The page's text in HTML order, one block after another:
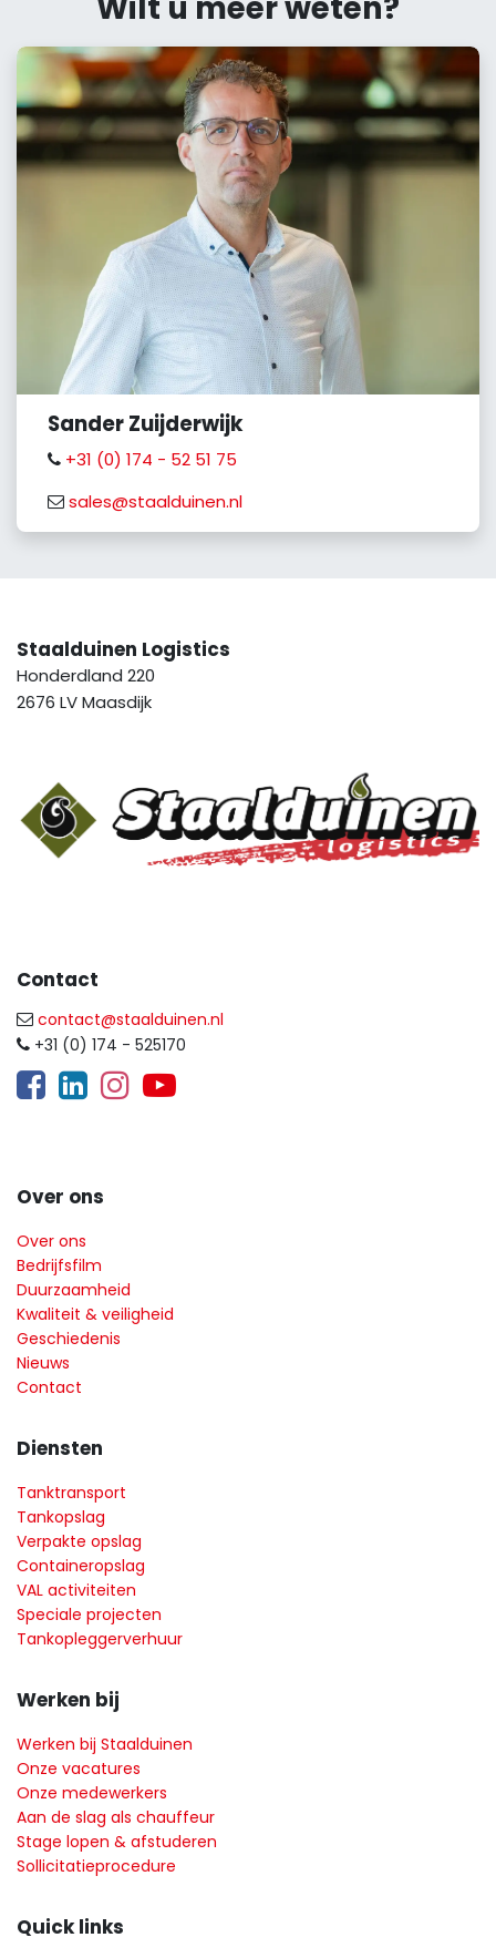
Wilt u meer weten?
Sander Zuijderwijk
+31 (0) 174 - 52 51 75
sales@staalduinen.nl
Staalduinen Logistics
Honderdland 220
2676 LV Maasdijk
Contact
contact@staalduinen.nl
+31 (0) 174 - 525170
Over ons
Over ons
Bedrijfsfilm
Duurzaamheid
Kwaliteit & veiligheid
Geschiedenis
Nieuws
Contact
Diensten
Tanktransport
Tankopslag
Verpakte opslag
Containeropslag
VAL activiteiten
Speciale projecten
Tankopleggerverhuur
Werken bij
Werken bij Staalduinen
Onze vacatures
Onze medewerkers
Aan de slag als chauffeur
Stage lopen & afstuderen
Sollicitatieprocedure
Quick links